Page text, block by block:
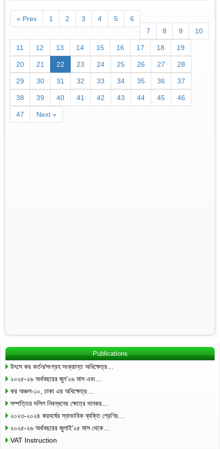
« Prev 1 2 3 4 5
6
7
8 9 10
11 12 13 14 15 16 17 18 19
20 21 22 23 24 25 26 27 28
29 30 31 32 33 34 35 36 37
38 39 40 41 42 43 44 45 46
47 Next »
Publications
উৎসে কর কর্তন/সংগ্রহ সংক্রান্ত অধিক্ষেত্র…
২০২৫-২৬ অর্থবছরের জুন’২৬ মাস এবং…
কর অঞ্চল-১০, ঢাকা এর অধিক্ষেত্র…
সম্পত্তির দলিল নিবন্ধনের ক্ষেত্রে দানকর…
২০২৩-২০২৪ করবর্ষের স্বাভাবিক ব্যক্তি শ্রেণির…
২০২৫-২৬ অর্থবছরের জুলাই’২৫ মাস থেকে…
VAT Instruction